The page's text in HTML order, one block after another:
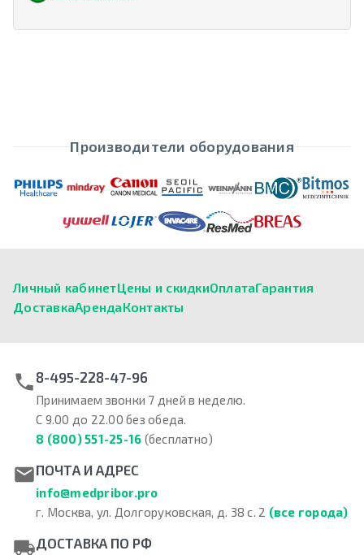
Производители оборудования
Личный кабинетЦены и скидкиОплатаГарантия
ДоставкаАрендаКонтакты
8-495-228-47-96
Принимаем звонки 7 дней в неделю.
С 9.00 до 22.00 без обеда.
8 (800) 551-25-16 (бесплатно)
ПОЧТА И АДРЕС
info@medpribor.pro
г. Москва, ул. Долгоруковская, д. 38 с. 2 (все города)
ДОСТАВКА ПО РФ